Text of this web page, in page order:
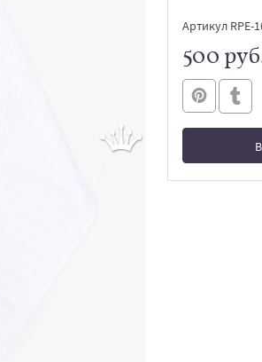
Артикул RPE-
500